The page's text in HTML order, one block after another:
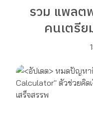
รวม แพลต
คนเตรี